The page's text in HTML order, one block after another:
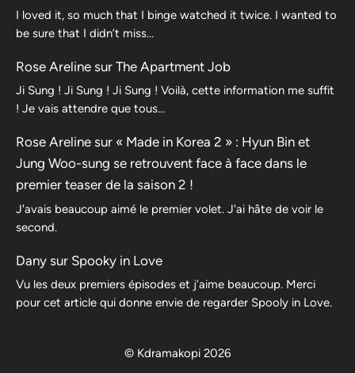
I loved it, so much that I binge watched it twice. I wanted to
be sure that I didn’t miss…
Rose Areline sur The Apartment Job
Ji Sung ! Ji Sung ! Ji Sung ! Voilà, cette information me suffit
! Je vais attendre que tous…
Rose Areline sur « Made in Korea 2 » : Hyun Bin et
Jung Woo-sung se retrouvent face à face dans le
premier teaser de la saison 2 !
J'avais beaucoup aimé le premier volet. J'ai hâte de voir le
second.
Dany sur Spooky in Love
Vu les deux premiers épisodes et j’aime beaucoup. Merci
pour cet article qui donne envie de regarder Spooly in Love.
© Kdramakopi 2026